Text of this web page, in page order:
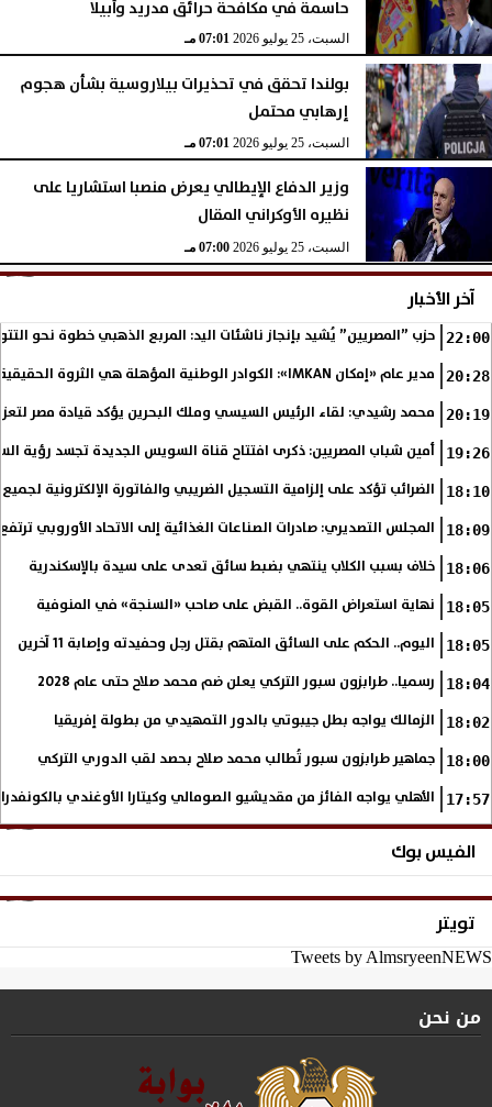
حاسمة في مكافحة حرائق مدريد وأبيلا
السبت، 25 يوليو 2026 07:01 مـ
بولندا تحقق في تحذيرات بيلاروسية بشأن هجوم
إرهابي محتمل
السبت، 25 يوليو 2026 07:01 مـ
وزير الدفاع الإيطالي يعرض منصبا استشاريا على
نظيره الأوكراني المقال
السبت، 25 يوليو 2026 07:00 مـ
آخر الأخبار
22:00 حزب ”المصريين” يُشيد بإنجاز ناشئات اليد: المربع الذهبي خطوة نحو
20:28 مدير عام «إمكان IMKAN»: الكوادر الوطنية المؤهلة هي الثروة الحقيقية لمستقبل التنمية في مصر
20:19 محمد رشيدي: لقاء الرئيس السيسي وملك البحرين يؤكد قيادة مصر
19:26 أمين شباب المصريين: ذكرى افتتاح قناة السويس الجديدة تجسد رؤية
18:10 الضرائب تؤكد على إلزامية التسجيل الضريبي والفاتورة الإلكترونية
18:09 المجلس التصديري: صادرات الصناعات الغذائية إلى الاتحاد الأوروبي ترتفع 15.4% خلال النصف الأول من
18:06 خلاف بسبب الكلاب ينتهي بضبط سائق تعدى على سيدة بالإسكندرية
18:05 نهاية استعراض القوة.. القبض على صاحب «السنجة» في المنوفية
18:05 اليوم.. الحكم على السائق المتهم بقتل رجل وحفيدته وإصابة 11 آخرين
18:04 رسميا.. طرابزون سبور التركي يعلن ضم محمد صلاح حتى عام 2028
18:02 الزمالك يواجه بطل جيبوتي بالدور التمهيدي من بطولة إفريقيا
18:00 جماهير طرابزون سبور تُطالب محمد صلاح بحصد لقب الدوري التركي
17:57 الأهلي يواجه الفائز من مقديشيو الصومالي وكيتارا الأوغندي
الفيس بوك
تويتر
Tweets by AlmsryeenNEWS
من نحن